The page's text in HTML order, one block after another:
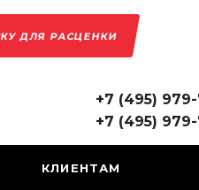
ДЛЯ РАСЦЕНКИ
+7 (495)
+7 (495)
КЛИЕНТАМ